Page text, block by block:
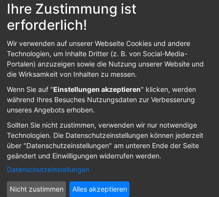
© 2026 B.B.W. St. Franziskus Abensberg
Home Kontakt Impressum
Datenschutz
Barrierefreiheit
Sign In
Ihre Zustimmung ist
erforderlich!
Wir verwenden auf unserer Webseite Cookies und andere
Technologien, um Inhalte Dritter (z. B. von Social-Media-
Portalen) anzuzeigen sowie die Nutzung unserer Website und
die Wirksamkeit von Inhalten zu messen.
Wenn Sie auf "Einstellungen akzeptieren" klicken, werden
während Ihres Besuches Nutzungsdaten zur Verbesserung
unseres Angebots erhoben.
Sollten Sie nicht zustimmen, verwenden wir nur notwendige
Technologien. Die Datenschutzeinstellungen können jederzeit
über "Datenschutzeinstellungen" am unteren Ende der Seite
geändert und Einwilligungen widerrufen werden.
Datenschutzeinstellungen
Nicht zustimmen Alles akzeptieren